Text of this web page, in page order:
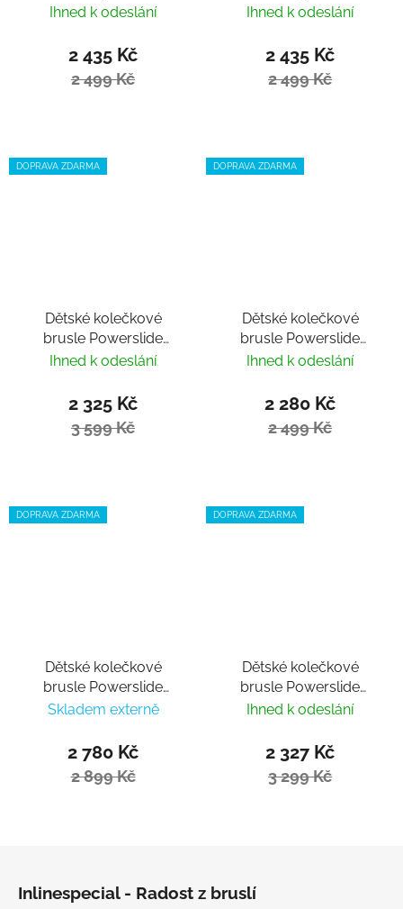
Pink nastavitelné
Ihned k odeslání
2 435 Kč
2 499 Kč
Blue nastavitelné
Ihned k odeslání
2 435 Kč
2 499 Kč
DOPRAVA ZDARMA
Dětské kolečkové
brusle Powerslide
Phuzion Universe
Ihned k odeslání
2 325 Kč
3 599 Kč
DOPRAVA ZDARMA
Dětské kolečkové
brusle Powerslide
Khaan Magic Black
Ihned k odeslání
2 280 Kč
2 499 Kč
DOPRAVA ZDARMA
Dětské kolečkové
brusle Powerslide
Stargaze Dusk
Skladem externě
2 780 Kč
2 899 Kč
DOPRAVA ZDARMA
Dětské kolečkové
brusle Powerslide
Phuzion Universe 4W
Ihned k odeslání
2 327 Kč
3 299 Kč
Inlinespecial - Radost z bruslí